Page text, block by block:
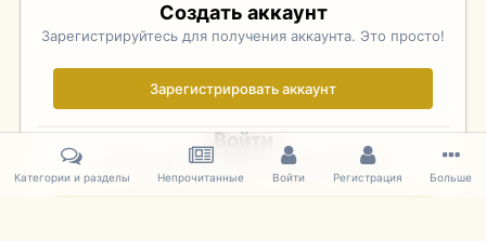
Создать аккаунт
Зарегистрируйтесь для получения аккаунта. Это просто!
Зарегистрировать аккаунт
Войти
Уже зарегистрированы? Войдите здесь.
Категории и разделы Непрочитанные Войти Регистрация Больше